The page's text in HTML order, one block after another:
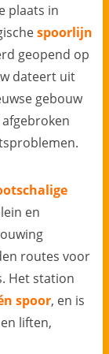
plaats in
spoorlijn
geopend op
dateert uit
gebouw
en
routes voor
Het station
spoor, en is
liften,